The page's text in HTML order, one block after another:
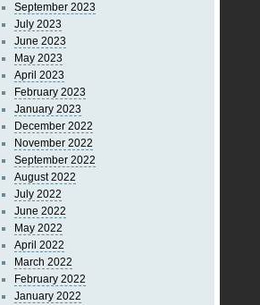
September 2023
July 2023
June 2023
May 2023
April 2023
February 2023
January 2023
December 2022
November 2022
September 2022
August 2022
July 2022
June 2022
May 2022
April 2022
March 2022
February 2022
January 2022